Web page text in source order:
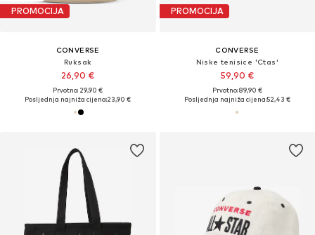
PROMOCIJA
CONVERSE
Ruksak
26,90 €
Prvotno: 29,90 €
Posljednja najniža cijena:23,90 €
PROMOCIJA
CONVERSE
Niske tenisice 'Ctas'
59,90 €
Prvotno: 89,90 €
Posljednja najniža cijena:52,43 €